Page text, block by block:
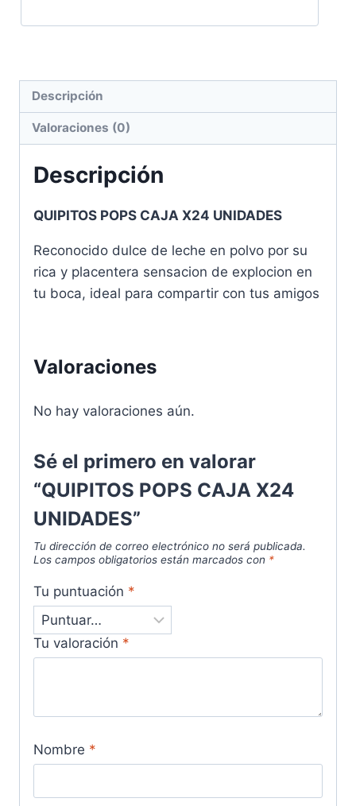
Descripción
Valoraciones (0)
Descripción
QUIPITOS POPS CAJA X24 UNIDADES
Reconocido dulce de leche en polvo por su
rica y placentera sensacion de explocion en
tu boca, ideal para compartir con tus amigos
Valoraciones
No hay valoraciones aún.
Sé el primero en valorar
“QUIPITOS POPS CAJA X24
UNIDADES”
Tu dirección de correo electrónico no será publicada.
Los campos obligatorios están marcados con *
Tu puntuación *
Tu valoración *
Nombre *